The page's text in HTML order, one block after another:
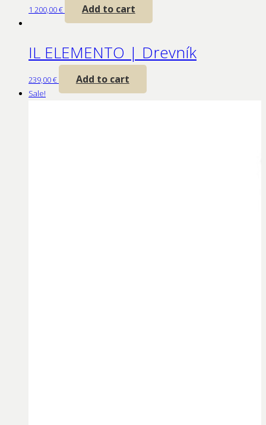
1 200,00€ Add to cart
IL ELEMENTO | Drevník
239,00€ Add to cart
Sale!